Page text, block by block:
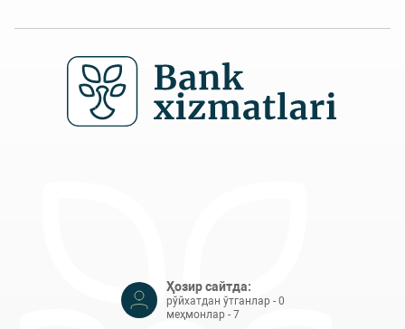
рўйхатдан ўтганлар - 0
меҳмонлар - 7